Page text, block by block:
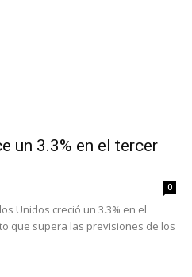
un 3.3% en el tercer
0
Unidos creció un 3.3% en el
que supera las previsiones de los